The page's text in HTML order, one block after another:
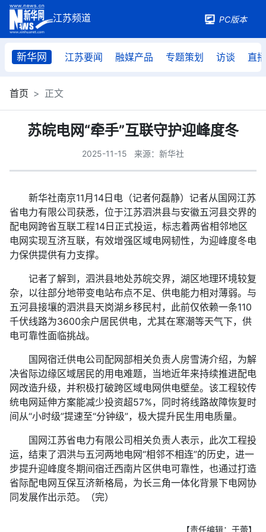
PC版本
新华网 江苏要闻 融媒产品 专题策划 访谈 直播
首页 正文
苏皖电网“牵手”互联守护迎峰度冬
2025-11-15 来源：新华社
新华社南京11月14日电（记者何磊静）记者从国网江苏
省电力有限公司获悉，位于江苏泗洪县与安徽五河县交界的
配电网跨省互联工程14日正式投运，标志着两省相邻地区
电网实现互济互联，有效增强区域电网韧性，为迎峰度冬电
力保供提供有力支撑。
记者了解到，泗洪县地处苏皖交界，湖区地理环境较复
杂，以往部分地带变电站布点不足、供电能力相对薄弱。与
五河县接壤的泗洪县天岗湖乡移民村，此前仅依赖一条110
千伏线路为3600余户居民供电，尤其在寒潮等天气下，供
电可靠性面临挑战。
国网宿迁供电公司配网部相关负责人房雪涛介绍，为解
决省际边缘区域居民的用电难题，当地近年来持续推进配电
网改造升级，并积极打破跨区域电网供电壁垒。该工程较传
统电网延伸方案能减少投资超57%，同时将线路故障恢复时
间从“小时级”提速至“分钟级”，极大提升民生用电质量。
国网江苏省电力有限公司相关负责人表示，此次工程投
运，结束了泗洪与五河两地电网“相邻不相连”的历史，进一
步提升迎峰度冬期间宿迁西南片区供电可靠性，也通过打造
省际配电网互保互济新格局，为长三角一体化背景下电网协
同发展作出示范。（完）
【责任编辑：于蕾】